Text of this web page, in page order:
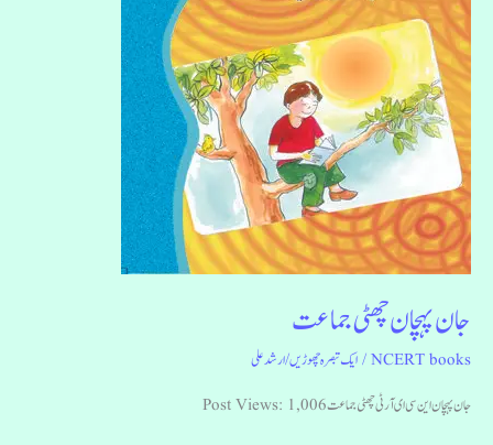
جان پہچان چھٹی جماعت
NCERT books
/ایک تبصرہ چھوڑیں/ارشد علی
جان پہچان این سی ای آر ٹی چھٹی جماعت Post Views: 1,006